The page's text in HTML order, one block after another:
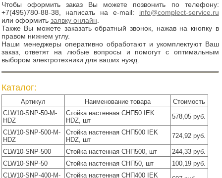
Чтобы оформить заказ Вы можете позвонить по телефону:
+7(495)780-88-38, написать на e-mail: info@complect-service.ru
или оформить заявку онлайн.
Также Вы можете заказать обратный звонок, нажав на кнопку в
правом нижнем углу.
Наши менеджеры оперативно обработают и укомплектуют Ваш
заказ, ответят на любые вопросы и помогут с оптимальным
выбором электротехники для ваших нужд.
Каталог:
Артикул Наименование товара
Стоимость
CLW10-SNP-50-M-
HDZ
Стойка настенная СНП50 IEK
HDZ, шт
578,05 руб.
CLW10-SNP-500-M-
HDZ
Стойка настенная СНП500 IEK
HDZ, шт
724,92 руб.
CLW10-SNP-500 Стойка настенная СНП500, шт
244,33 руб.
CLW10-SNP-50
Стойка настенная СНП50, шт
100,19 руб.
CLW10-SNP-400-M-
Стойка настенная СНП400 IEK